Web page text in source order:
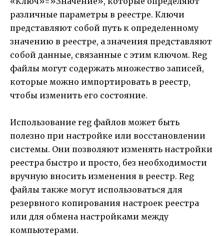
различные параметры в реестре. Ключи
представляют собой путь к определенному
значению в реестре, а значения представляют
собой данные, связанные с этим ключом. Reg
файлы могут содержать множество записей,
которые можно импортировать в реестр,
чтобы изменить его состояние.
Использование reg файлов может быть
полезно при настройке или восстановлении
системы. Они позволяют изменять настройки
реестра быстро и просто, без необходимости
вручную вносить изменения в реестр. Reg
файлы также могут использоваться для
резервного копирования настроек реестра
или для обмена настройками между
компьютерами.